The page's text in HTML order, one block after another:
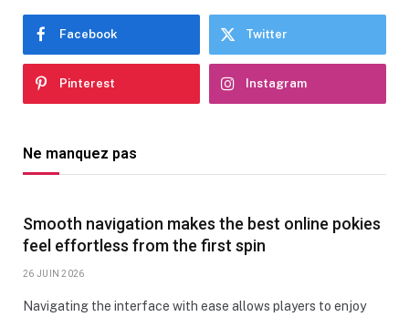
Facebook Twitter
Pinterest Instagram
Ne manquez pas
Smooth navigation makes the best online pokies
feel effortless from the first spin
26 JUIN 2026
Navigating the interface with ease allows players to enjoy